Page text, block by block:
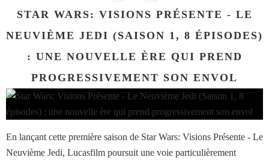
STAR WARS: VISIONS PRÉSENTE - LE
NEUVIÈME JEDI (SAISON 1, 8 ÉPISODES)
: UNE NOUVELLE ÈRE QUI PREND
PROGRESSIVEMENT SON ENVOL
En lançant cette première saison de Star Wars: Visions Présente - Le
Neuvième Jedi, Lucasfilm poursuit une voie particulièrement